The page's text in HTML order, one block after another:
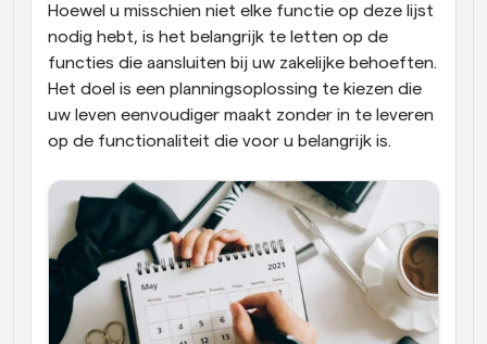
Hoewel u misschien niet elke functie op deze lijst
nodig hebt, is het belangrijk te letten op de
functies die aansluiten bij uw zakelijke behoeften.
Het doel is een planningsoplossing te kiezen die
uw leven eenvoudiger maakt zonder in te leveren
op de functionaliteit die voor u belangrijk is.